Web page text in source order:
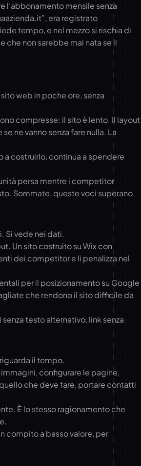
l’abbonamento mensile senza
era registrato
tempo, e nel mezzo si rischia di
che non sarebbe mai nata se il
web in poche ore, senza
compresse: il sito è lento. Il layout
ne vanno senza fare nulla. La
a costruirlo, continua a spendere
persa mentre i competitor
Sommate, queste voci superano
Si vede nei dati.
Un sito costruito su Wix con
dei competitor e li penalizza nel
per il posizionamento su Google
che rendono il sito difficile da
testo alternativo, link senza
il tempo.
configurare le pagine,
che deve fare, portare contatti
È lo stesso ragionamento che
compito a basso valore, per